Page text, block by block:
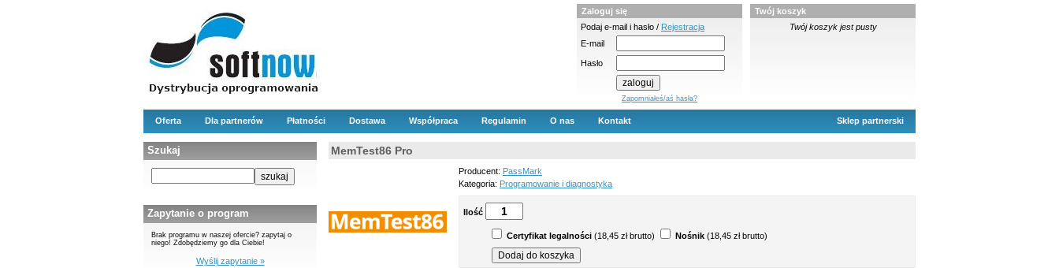
Zaloguj się
Podaj e-mail i hasło / Rejestracja
E-mail
Hasło
Zapomniałeś/aś hasła?
Twój koszyk
Twój koszyk jest pusty
Oferta Dla partnerów Płatności Dostawa Współpraca Regulamin O nas Kontakt Sklep partnerski
Szukaj
Zapytanie o program
Brak programu w naszej ofercie? zapytaj o
niego! Zdobędziemy go dla Ciebie!
Wyślij zapytanie »
MemTest86 Pro
Producent: PassMark
Kategoria: Programowanie i diagnostyka
Ilość
Certyfikat legalności (18,45 zł brutto) Nośnik (18,45 zł brutto)